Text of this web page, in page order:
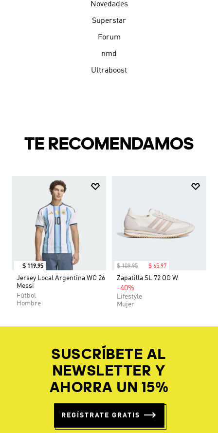
Novedades
Superstar
Forum
nmd
Ultraboost
TE RECOMENDAMOS
$ 119.95
Jersey Local Argentina WC 26
Messi
Fútbol
Hombre
$ 109.95 $ 65.97
Zapatilla SL 72 OG W
-40%
Lifestyle
Mujer
SUSCRÍBETE AL
NEWSLETTER Y
AHORRA UN 15%
REGÍSTRATE GRATIS